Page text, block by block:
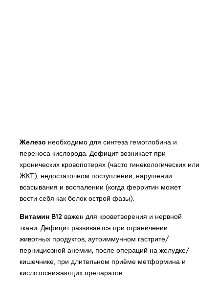
Железо необходимо для синтеза гемоглобина и
переноса кислорода. Дефицит возникает при
хронических кровопотерях (часто гинекологических или
ЖКТ), недостаточном поступлении, нарушении
всасывания и воспалении (когда ферритин может
вести себя как белок острой фазы).
Витамин B12 важен для кроветворения и нервной
ткани. Дефицит развивается при ограничении
животных продуктов, аутоиммунном гастрите/
пернициозной анемии, после операций на желудке/
кишечнике, при длительном приёме метформина и
кислотоснижающих препаратов.